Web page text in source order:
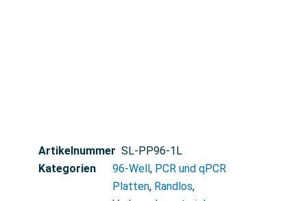
Artikelnummer SL-PP96-1L
Kategorien
96-Well , PCR und qPCR
Platten, Randlos,